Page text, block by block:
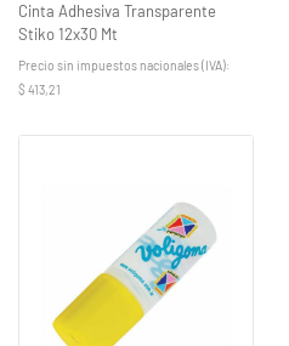
Cinta Adhesiva Transparente
Stiko 12x30 Mt
Precio sin impuestos nacionales (IVA):
$ 413,21